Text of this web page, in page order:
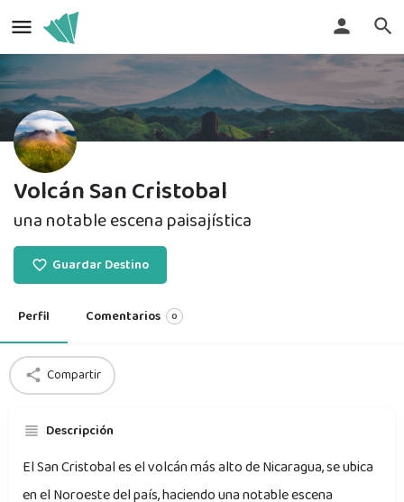
Volcán San Cristobal
una notable escena paisajística
Guardar Destino
Perfil Comentarios 0
Compartir
Descripción
El San Cristobal es el volcán más alto de Nicaragua, se ubica
en el Noroeste del país, haciendo una notable escena